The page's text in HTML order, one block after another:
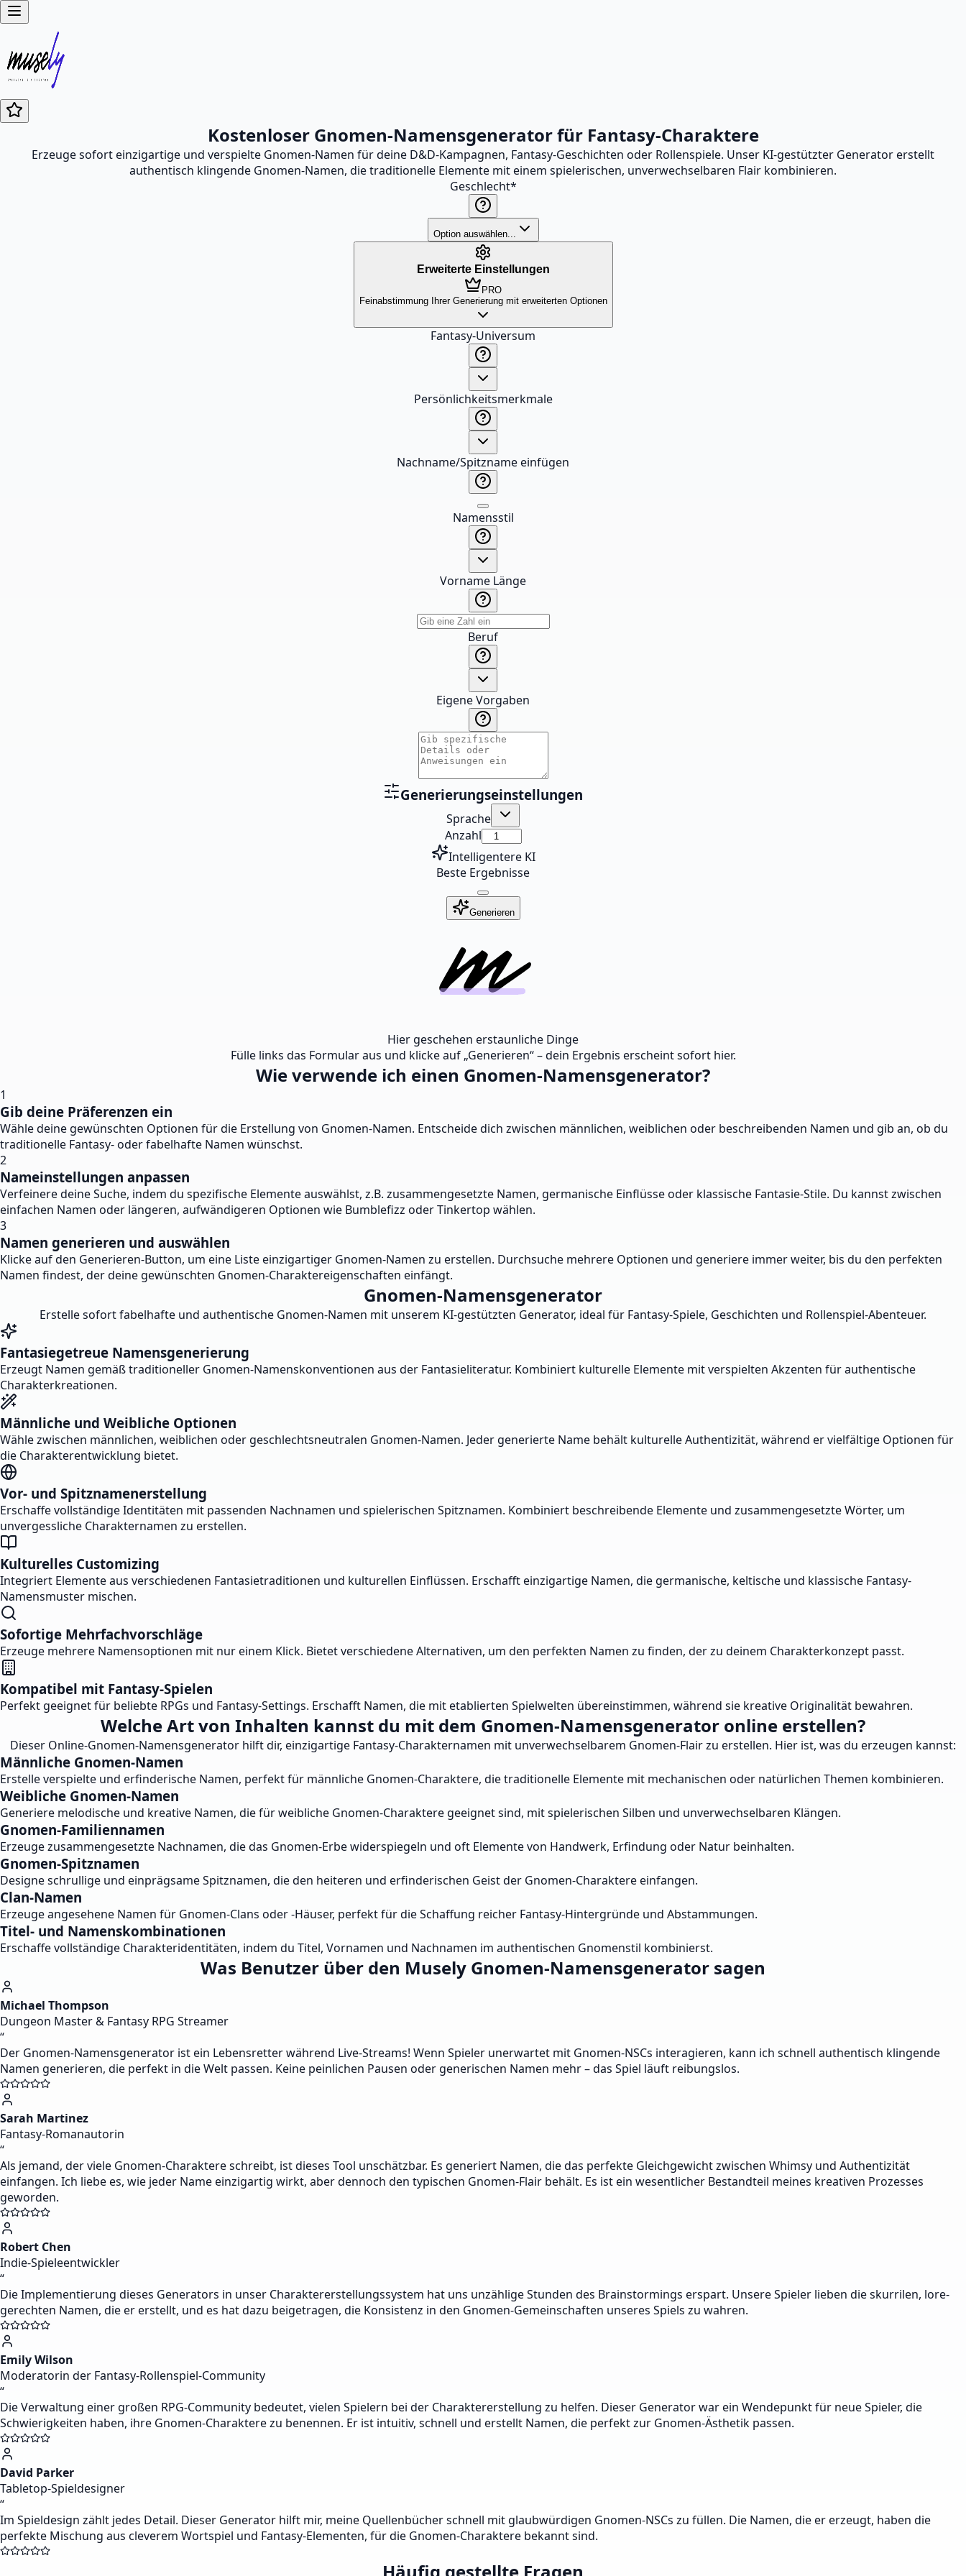
Kostenloser Gnomen-Namensgenerator für Fantasy-Charaktere
Erzeuge sofort einzigartige und verspielte Gnomen-Namen für deine D&D-Kampagnen, Fantasy-Geschichten oder Rollenspiele. Unser KI-gestützter Generator erstellt
authentisch klingende Gnomen-Namen, die traditionelle Elemente mit einem spielerischen, unverwechselbaren Flair kombinieren.
Geschlecht*
Option auswählen...
Erweiterte Einstellungen
PRO
Feinabstimmung Ihrer Generierung mit erweiterten Optionen
Fantasy-Universum
Persönlichkeitsmerkmale
Nachname/Spitzname einfügen
Namensstil
Vorname Länge
Beruf
Eigene Vorgaben
Generierungseinstellungen
Sprache
Anzahl
Intelligentere KI
Beste Ergebnisse
Generieren
Hier geschehen erstaunliche Dinge
Fülle links das Formular aus und klicke auf „Generieren“ – dein Ergebnis erscheint sofort hier.
Wie verwende ich einen Gnomen-Namensgenerator?
1
Gib deine Präferenzen ein
Wähle deine gewünschten Optionen für die Erstellung von Gnomen-Namen. Entscheide dich zwischen männlichen, weiblichen oder beschreibenden Namen und gib an, ob du
traditionelle Fantasy- oder fabelhafte Namen wünschst.
2
Nameinstellungen anpassen
Verfeinere deine Suche, indem du spezifische Elemente auswählst, z.B. zusammengesetzte Namen, germanische Einflüsse oder klassische Fantasie-Stile. Du kannst zwischen
einfachen Namen oder längeren, aufwändigeren Optionen wie Bumblefizz oder Tinkertop wählen.
3
Namen generieren und auswählen
Klicke auf den Generieren-Button, um eine Liste einzigartiger Gnomen-Namen zu erstellen. Durchsuche mehrere Optionen und generiere immer weiter, bis du den perfekten
Namen findest, der deine gewünschten Gnomen-Charaktereigenschaften einfängt.
Gnomen-Namensgenerator
Erstelle sofort fabelhafte und authentische Gnomen-Namen mit unserem KI-gestützten Generator, ideal für Fantasy-Spiele, Geschichten und Rollenspiel-Abenteuer.
Fantasiegetreue Namensgenerierung
Erzeugt Namen gemäß traditioneller Gnomen-Namenskonventionen aus der Fantasieliteratur. Kombiniert kulturelle Elemente mit verspielten Akzenten für authentische
Charakterkreationen.
Männliche und Weibliche Optionen
Wähle zwischen männlichen, weiblichen oder geschlechtsneutralen Gnomen-Namen. Jeder generierte Name behält kulturelle Authentizität, während er vielfältige Optionen für
die Charakterentwicklung bietet.
Vor- und Spitznamenerstellung
Erschaffe vollständige Identitäten mit passenden Nachnamen und spielerischen Spitznamen. Kombiniert beschreibende Elemente und zusammengesetzte Wörter, um
unvergessliche Charakternamen zu erstellen.
Kulturelles Customizing
Integriert Elemente aus verschiedenen Fantasietraditionen und kulturellen Einflüssen. Erschafft einzigartige Namen, die germanische, keltische und klassische Fantasy-
Namensmuster mischen.
Sofortige Mehrfachvorschläge
Erzeuge mehrere Namensoptionen mit nur einem Klick. Bietet verschiedene Alternativen, um den perfekten Namen zu finden, der zu deinem Charakterkonzept passt.
Kompatibel mit Fantasy-Spielen
Perfekt geeignet für beliebte RPGs und Fantasy-Settings. Erschafft Namen, die mit etablierten Spielwelten übereinstimmen, während sie kreative Originalität bewahren.
Welche Art von Inhalten kannst du mit dem Gnomen-Namensgenerator online erstellen?
Dieser Online-Gnomen-Namensgenerator hilft dir, einzigartige Fantasy-Charakternamen mit unverwechselbarem Gnomen-Flair zu erstellen. Hier ist, was du erzeugen kannst:
Männliche Gnomen-Namen
Erstelle verspielte und erfinderische Namen, perfekt für männliche Gnomen-Charaktere, die traditionelle Elemente mit mechanischen oder natürlichen Themen kombinieren.
Weibliche Gnomen-Namen
Generiere melodische und kreative Namen, die für weibliche Gnomen-Charaktere geeignet sind, mit spielerischen Silben und unverwechselbaren Klängen.
Gnomen-Familiennamen
Erzeuge zusammengesetzte Nachnamen, die das Gnomen-Erbe widerspiegeln und oft Elemente von Handwerk, Erfindung oder Natur beinhalten.
Gnomen-Spitznamen
Designe schrullige und einprägsame Spitznamen, die den heiteren und erfinderischen Geist der Gnomen-Charaktere einfangen.
Clan-Namen
Erzeuge angesehene Namen für Gnomen-Clans oder -Häuser, perfekt für die Schaffung reicher Fantasy-Hintergründe und Abstammungen.
Titel- und Namenskombinationen
Erschaffe vollständige Charakteridentitäten, indem du Titel, Vornamen und Nachnamen im authentischen Gnomenstil kombinierst.
Was Benutzer über den Musely Gnomen-Namensgenerator sagen
Michael Thompson
Dungeon Master & Fantasy RPG Streamer
“
Der Gnomen-Namensgenerator ist ein Lebensretter während Live-Streams! Wenn Spieler unerwartet mit Gnomen-NSCs interagieren, kann ich schnell authentisch klingende
Namen generieren, die perfekt in die Welt passen. Keine peinlichen Pausen oder generischen Namen mehr – das Spiel läuft reibungslos.
Sarah Martinez
Fantasy-Romanautorin
“
Als jemand, der viele Gnomen-Charaktere schreibt, ist dieses Tool unschätzbar. Es generiert Namen, die das perfekte Gleichgewicht zwischen Whimsy und Authentizität
einfangen. Ich liebe es, wie jeder Name einzigartig wirkt, aber dennoch den typischen Gnomen-Flair behält. Es ist ein wesentlicher Bestandteil meines kreativen Prozesses
geworden.
Robert Chen
Indie-Spieleentwickler
“
Die Implementierung dieses Generators in unser Charaktererstellungssystem hat uns unzählige Stunden des Brainstormings erspart. Unsere Spieler lieben die skurrilen, lore-
gerechten Namen, die er erstellt, und es hat dazu beigetragen, die Konsistenz in den Gnomen-Gemeinschaften unseres Spiels zu wahren.
Emily Wilson
Moderatorin der Fantasy-Rollenspiel-Community
“
Die Verwaltung einer großen RPG-Community bedeutet, vielen Spielern bei der Charaktererstellung zu helfen. Dieser Generator war ein Wendepunkt für neue Spieler, die
Schwierigkeiten haben, ihre Gnomen-Charaktere zu benennen. Er ist intuitiv, schnell und erstellt Namen, die perfekt zur Gnomen-Ästhetik passen.
David Parker
Tabletop-Spieldesigner
“
Im Spieldesign zählt jedes Detail. Dieser Generator hilft mir, meine Quellenbücher schnell mit glaubwürdigen Gnomen-NSCs zu füllen. Die Namen, die er erzeugt, haben die
perfekte Mischung aus cleverem Wortspiel und Fantasy-Elementen, für die Gnomen-Charaktere bekannt sind.